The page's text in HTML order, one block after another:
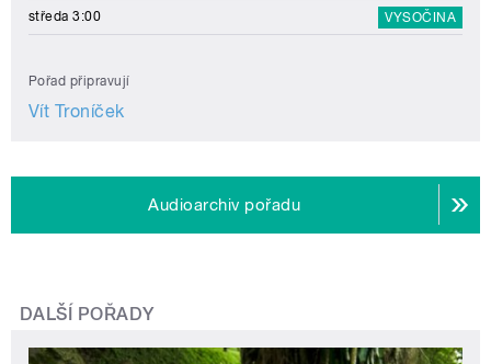
středa 3:00 VYSOČINA
Pořad připravují
Vít Troníček
Audioarchiv pořadu
DALŠÍ POŘADY